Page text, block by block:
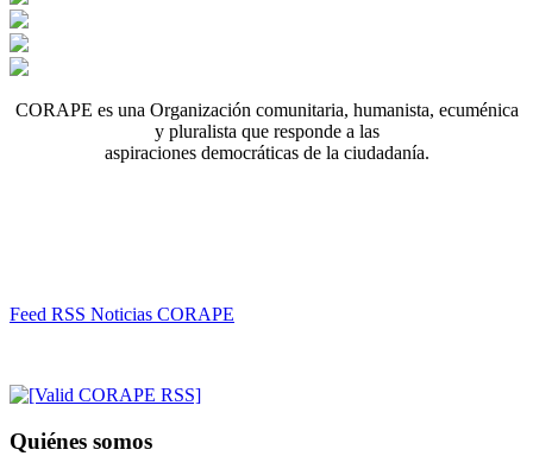
CORAPE es una Organización comunitaria, humanista, ecuménica
y pluralista que responde a las
aspiraciones democráticas de la ciudadanía.
Feed RSS Noticias CORAPE
Quiénes somos